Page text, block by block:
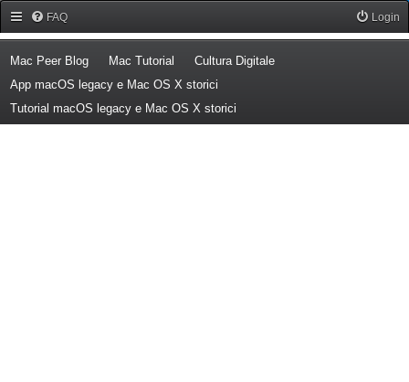
FAQ Login
Mac Peer Blog(Opens a new tab)
Mac Tutorial (Opens a new tab)
Cultura Digitale(Opens a new tab)
App macOS legacy e Mac OS X storici
Tutorial macOS legacy e Mac OS X storici